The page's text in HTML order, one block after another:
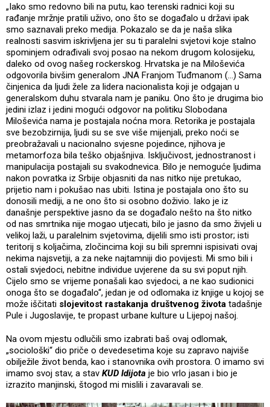
„Iako smo redovno bili na putu, kao terenski radnici koji su
rađanje mržnje pratili uživo, ono što se događalo u državi ipak
smo saznavali preko medija. Pokazalo se da je naša slika
realnosti sasvim iskrivljena jer su ti paralelni svjetovi koje stalno
spominjem odrađivali svoj posao na nekom drugom kolosijeku,
daleko od ovog našeg rockerskog. Hrvatska je na Miloševića
odgovorila bivšim generalom JNA Franjom Tuđmanom (…) Sama
činjenica da ljudi žele za lidera nacionalista koji je odgajan u
generalskom duhu stvarala nam je paniku. Ono što je drugima bio
jedini izlaz i jedini mogući odgovor na politiku Slobodana
Miloševića nama je postajala noćna mora. Retorika je postajala
sve bezobzirnija, ljudi su se sve više mijenjali, preko noći se
preobražavali u nacionalno svjesne pojedince, njihova je
metamorfoza bila teško objašnjiva. Isključivost, jednostranost i
manipulacija postajali su svakodnevica. Bilo je nemoguće ljudima
nakon povratka iz Srbije objasniti da nas nitko nije pretukao,
prijetio nam i pokušao nas ubiti. Istina je postajala ono što su
donosili mediji, a ne ono što si osobno doživio. Iako je iz
današnje perspektive jasno da se događalo nešto na što nitko
od nas smrtnika nije mogao utjecati, bilo je jasno da smo živjeli u
velikoj laži, u paralelnim svjetovima, dijelili smo isti prostor; isti
teritorij s koljačima, zločincima koji su bili spremni ispisivati ovaj
nekima najsvetiji, a za neke najtamniji dio povijesti. Mi smo bili i
ostali svjedoci, nebitne individue uvjerene da su svi poput njih.
Cijelo smo se vrijeme ponašali kao svjedoci, a ne kao sudionici
onoga što se događalo“, jedan je od odlomaka iz knjige u kojoj se
može iščitati slojevitost rastakanja društvenog života tadašnje
Pule i Jugoslavije, te propast urbane kulture u Lijepoj našoj.
Na ovom mjestu odlučili smo izabrati baš ovaj odlomak,
„sociološki“ dio priče o devedesetima koje su zapravo najviše
obilježile život benda, kao i stanovnika ovih prostora. O imamo svi
imamo svoj stav, a stav KUD Idijota je bio vrlo jasan i bio je
izrazito manjinski, štogod mi mislili i zavaravali se.